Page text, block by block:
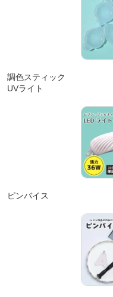
調色スティック
UVライト
ピンバイス